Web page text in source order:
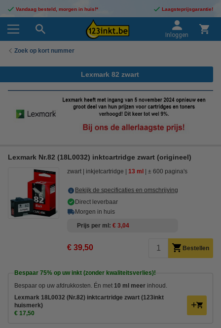
Vandaag besteld, morgen in huis!* Laagsteprijsgarantie!
Inloggen
Zoek op kort nummer
Lexmark 82 zwart
Lexmark Nr.82 (18L0032) inktcartridge zwart (origineel)
zwart inkjetcartridge 13 ml ± 600 pagina's
Bekijk de specificaties en omschrijving
Direct leverbaar
Morgen in huis
Prijs per ml
€ 3,04
€ 39,50 Bestellen
Bespaar 75% op uw inkt (zonder kwaliteitsverlies)!
Bespaar op uw afdrukkosten. Én met 10 ml meer inhoud.
Lexmark 18L0032 (Nr.82) inktcartridge zwart (123inkt
huismerk)
€ 17,50